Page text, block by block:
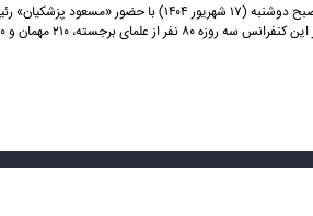
سی‌ونهمین کنفرانس بین‌المللی وحدت اسلامی، صبح دوشنبه (۱۷ شهریور ۱۴۰۴) با